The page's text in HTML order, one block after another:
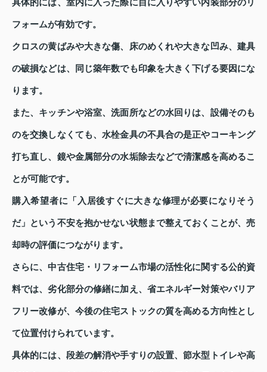
具体的には、室内に入った際に目に入りやすい内装部分のリ
フォームが有効です。
クロスの黄ばみや大きな傷、床のめくれや大きな凹み、建具
の破損などは、同じ築年数でも印象を大きく下げる要因にな
ります。
また、キッチンや浴室、洗面所などの水回りは、設備そのも
のを交換しなくても、水栓金具の不具合の是正やコーキング
打ち直し、鏡や金属部分の水垢除去などで清潔感を高めるこ
とが可能です。
購入希望者に「入居後すぐに大きな修理が必要になりそう
だ」という不安を抱かせない状態まで整えておくことが、売
却時の評価につながります。
さらに、中古住宅・リフォーム市場の活性化に関する公的資
料では、劣化部分の修繕に加え、省エネルギー対策やバリア
フリー改修が、今後の住宅ストックの質を高める方向性とし
て位置付けられています。
具体的には、段差の解消や手すりの設置、節水型トイレや高